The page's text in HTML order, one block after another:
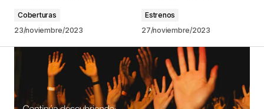
Coberturas
23/noviembre/2023
Estrenos
27/noviembre/2023